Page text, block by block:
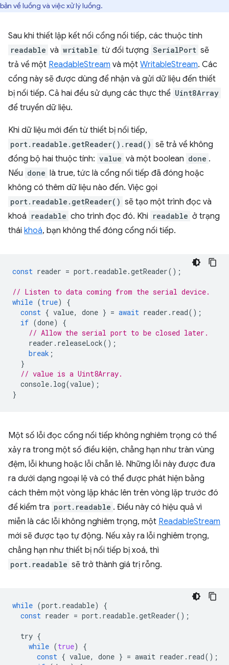
bản về luồng và việc xử lý luồng.
Sau khi thiết lập kết nối cổng nối tiếp, các thuộc tính
readable và writable từ đối tượng SerialPort sẽ
trả về một ReadableStream và một WritableStream. Các
cổng này sẽ được dùng để nhận và gửi dữ liệu đến thiết
bị nối tiếp. Cả hai đều sử dụng các thực thể Uint8Array
để truyền dữ liệu.
Khi dữ liệu mới đến từ thiết bị nối tiếp,
port.readable.getReader().read() sẽ trả về không
đồng bộ hai thuộc tính: value và một boolean done .
Nếu done là true, tức là cổng nối tiếp đã đóng hoặc
không có thêm dữ liệu nào đến. Việc gọi
port.readable.getReader() sẽ tạo một trình đọc và
khoá readable cho trình đọc đó. Khi readable ở trạng
thái khoá, bạn không thể đóng cổng nối tiếp.
const reader = port. readable.getReader();
// Listen to data coming from the serial device.
while (true)
{
const { value, done } = await reader . read();
if (done)
{
// Allow the serial port to be closed later.
reader . releaseLock();
break ;
}
// value is a Uint8Array.
console. log(value);
}
Một số lỗi đọc cổng nối tiếp không nghiêm trọng có thể
xảy ra trong một số điều kiện, chẳng hạn như tràn vùng
đệm, lỗi khung hoặc lỗi chẵn lẻ. Những lỗi này được đưa
ra dưới dạng ngoại lệ và có thể được phát hiện bằng
cách thêm một vòng lặp khác lên trên vòng lặp trước đó
để kiểm tra port.readable . Điều này có hiệu quả vì
miễn là các lỗi không nghiêm trọng, một ReadableStream
mới sẽ được tạo tự động. Nếu xảy ra lỗi nghiêm trọng,
chẳng hạn như thiết bị nối tiếp bị xoá, thì
port.readable sẽ trở thành giá trị rỗng.
while (port. readable)
{
const reader = port. readable.getReader();
try {
while (true)
{
const { value, done } = await reader . read();